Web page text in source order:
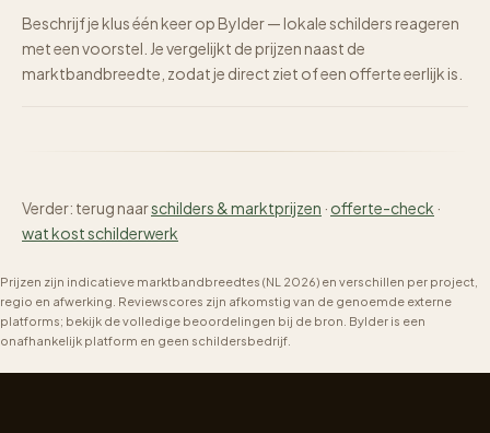
Beschrijf je klus één keer op Bylder — lokale schilders reageren
met een voorstel. Je vergelijkt de prijzen naast de
marktbandbreedte, zodat je direct ziet of een offerte eerlijk is.
Verder: terug naarschilders & marktprijzen · offerte-check ·
wat kost schilderwerk
Prijzen zijn indicatieve marktbandbreedtes (NL 2026) en verschillen per project,
regio en afwerking. Reviewscores zijn afkomstig van de genoemde externe
platforms; bekijk de volledige beoordelingen bij de bron. Bylder is een
onafhankelijk platform en geen schildersbedrijf.